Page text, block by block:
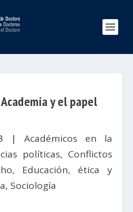
y el papel
| Académicos en la
políticas, Conflictos
, Educación, ética y
, Sociología